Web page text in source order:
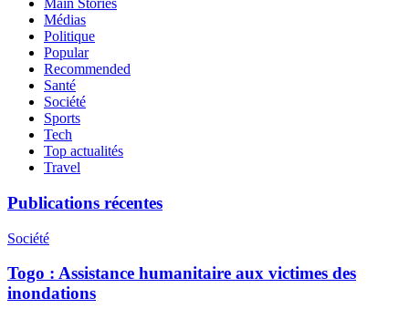
Main Stories
Médias
Politique
Popular
Recommended
Santé
Société
Sports
Tech
Top actualités
Travel
Publications récentes
Société
Togo : Assistance humanitaire aux victimes des
inondations